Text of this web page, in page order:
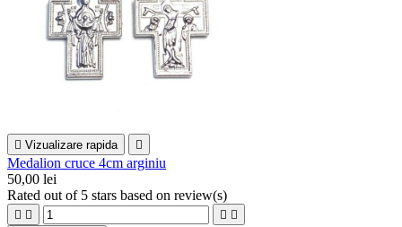
 Vizualizare rapida 
Medalion cruce 4cm arginiu
50,00 lei
Rated out of 5 stars based on review(s)
   